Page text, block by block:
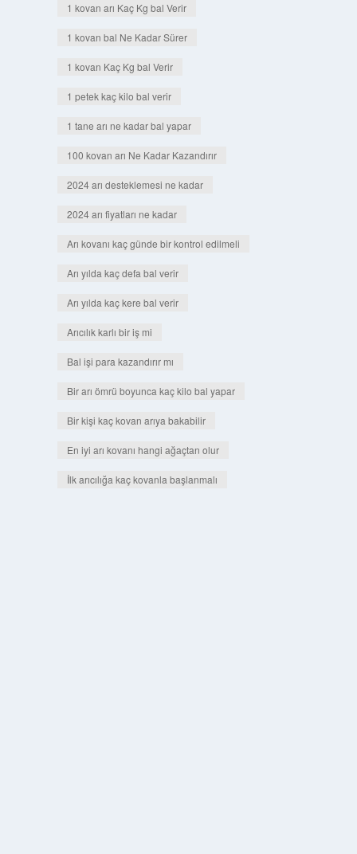
1 kovan arı Kaç Kg bal Verir
1 kovan bal Ne Kadar Sürer
1 kovan Kaç Kg bal Verir
1 petek kaç kilo bal verir
1 tane arı ne kadar bal yapar
100 kovan arı Ne Kadar Kazandırır
2024 arı desteklemesi ne kadar
2024 arı fiyatları ne kadar
Arı kovanı kaç günde bir kontrol edilmeli
Arı yılda kaç defa bal verir
Arı yılda kaç kere bal verir
Arıcılık karlı bir iş mi
Bal işi para kazandırır mı
Bir arı ömrü boyunca kaç kilo bal yapar
Bir kişi kaç kovan arıya bakabilir
En iyi arı kovanı hangi ağaçtan olur
İlk arıcılığa kaç kovanla başlanmalı